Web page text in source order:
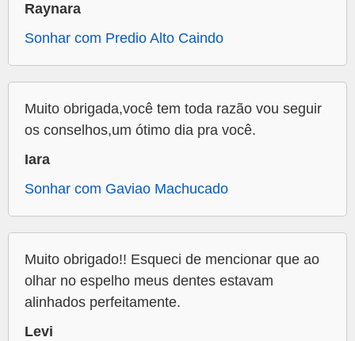
Raynara
Sonhar com Predio Alto Caindo
Muito obrigada,você tem toda razão vou seguir
os conselhos,um ótimo dia pra você.
Iara
Sonhar com Gaviao Machucado
Muito obrigado!! Esqueci de mencionar que ao
olhar no espelho meus dentes estavam
alinhados perfeitamente.
Levi